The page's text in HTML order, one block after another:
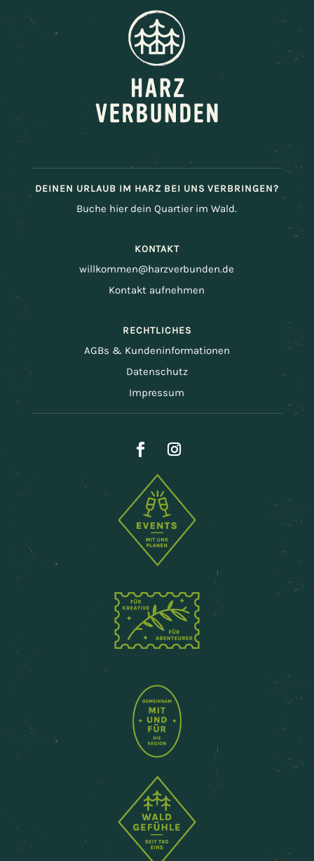
DEINEN URLAUB IM HARZ BEI UNS VERBRINGEN?
Buche hier dein Quartier im Wald.
KONTAKT
willkommen@harzverbunden.de
Kontakt aufnehmen
RECHTLICHES
AGBs & Kundeninformationen
Datenschutz
Impressum